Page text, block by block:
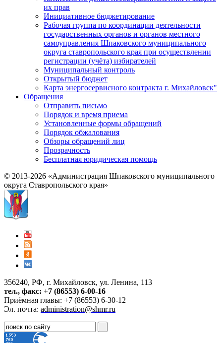
их прав
Инициативное бюджетирование
Рабочая группа по координации деятельности
государственных органов и органов местного
самоуправления Шпаковского муниципального
округа ставропольского края при осуществлении
регистрации (учёта) избирателей
Муниципальный контроль
Открытый бюджет
Карта энергосервисного контракта г. Михайловск"
Обращения
Отправить письмо
Порядок и время приема
Установленные формы обращений
Порядок обжалования
Обзоры обращений лиц
Прозрачность
Бесплатная юридическая помощь
© 2013-2026 «Администрация Шпаковского муниципального
округа Ставропольского края»
356240, РФ, г. Михайловск, ул. Ленина, 113
тел., факс: +7 (86553) 6-00-16
Приёмная главы: +7 (86553) 6-30-12
Эл. почта: administration@shmr.ru